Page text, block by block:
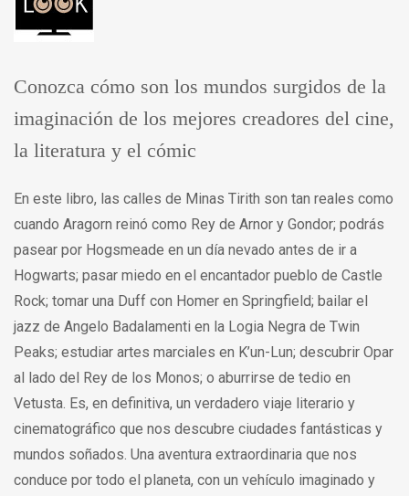
Conozca cómo son los mundos surgidos de la
imaginación de los mejores creadores del cine,
la literatura y el cómic
En este libro, las calles de Minas Tirith son tan reales como
cuando Aragorn reinó como Rey de Arnor y Gondor; podrás
pasear por Hogsmeade en un día nevado antes de ir a
Hogwarts; pasar miedo en el encantador pueblo de Castle
Rock; tomar una Duff con Homer en Springfield; bailar el
jazz de Angelo Badalamenti en la Logia Negra de Twin
Peaks; estudiar artes marciales en K’un-Lun; descubrir Opar
al lado del Rey de los Monos; o aburrirse de tedio en
Vetusta. Es, en definitiva, un verdadero viaje literario y
cinematográfico que nos descubre ciudades fantásticas y
mundos soñados. Una aventura extraordinaria que nos
conduce por todo el planeta, con un vehículo imaginado y